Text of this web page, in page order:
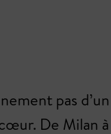
pas
De Milan